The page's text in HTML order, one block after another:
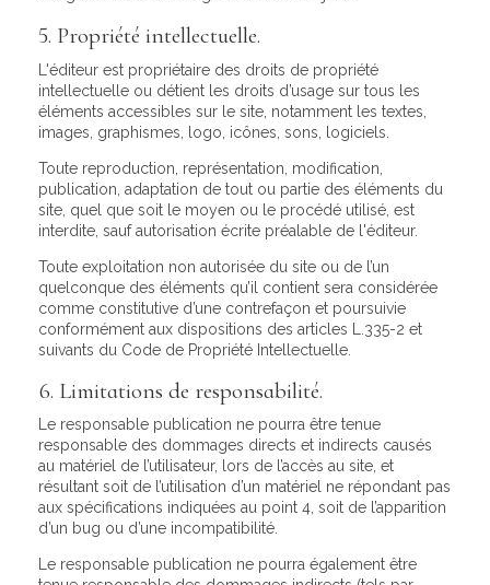
5. Propriété intellectuelle.
L'éditeur est propriétaire des droits de propriété
intellectuelle ou détient les droits d’usage sur tous les
éléments accessibles sur le site, notamment les textes,
images, graphismes, logo, icônes, sons, logiciels.
Toute reproduction, représentation, modification,
publication, adaptation de tout ou partie des éléments du
site, quel que soit le moyen ou le procédé utilisé, est
interdite, sauf autorisation écrite préalable de l'éditeur.
Toute exploitation non autorisée du site ou de l’un
quelconque des éléments qu’il contient sera considérée
comme constitutive d’une contrefaçon et poursuivie
conformément aux dispositions des articles L.335-2 et
suivants du Code de Propriété Intellectuelle.
6. Limitations de responsabilité.
Le responsable publication ne pourra être tenue
responsable des dommages directs et indirects causés
au matériel de l’utilisateur, lors de l’accès au site, et
résultant soit de l’utilisation d’un matériel ne répondant pas
aux spécifications indiquées au point 4, soit de l’apparition
d’un bug ou d’une incompatibilité.
Le responsable publication ne pourra également être